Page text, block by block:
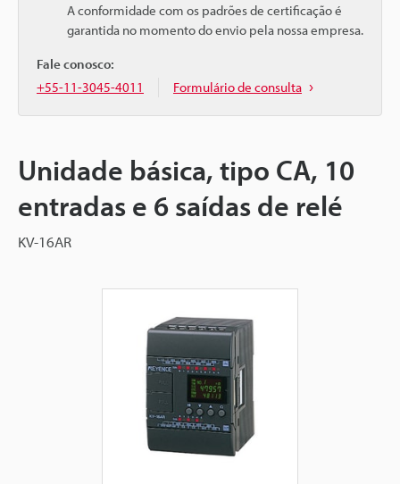
A conformidade com os padrões de certificação é
garantida no momento do envio pela nossa empresa.
Fale conosco:
+55-11-3045-4011
Formulário de consulta
Unidade básica, tipo CA, 10
entradas e 6 saídas de relé
KV-16AR